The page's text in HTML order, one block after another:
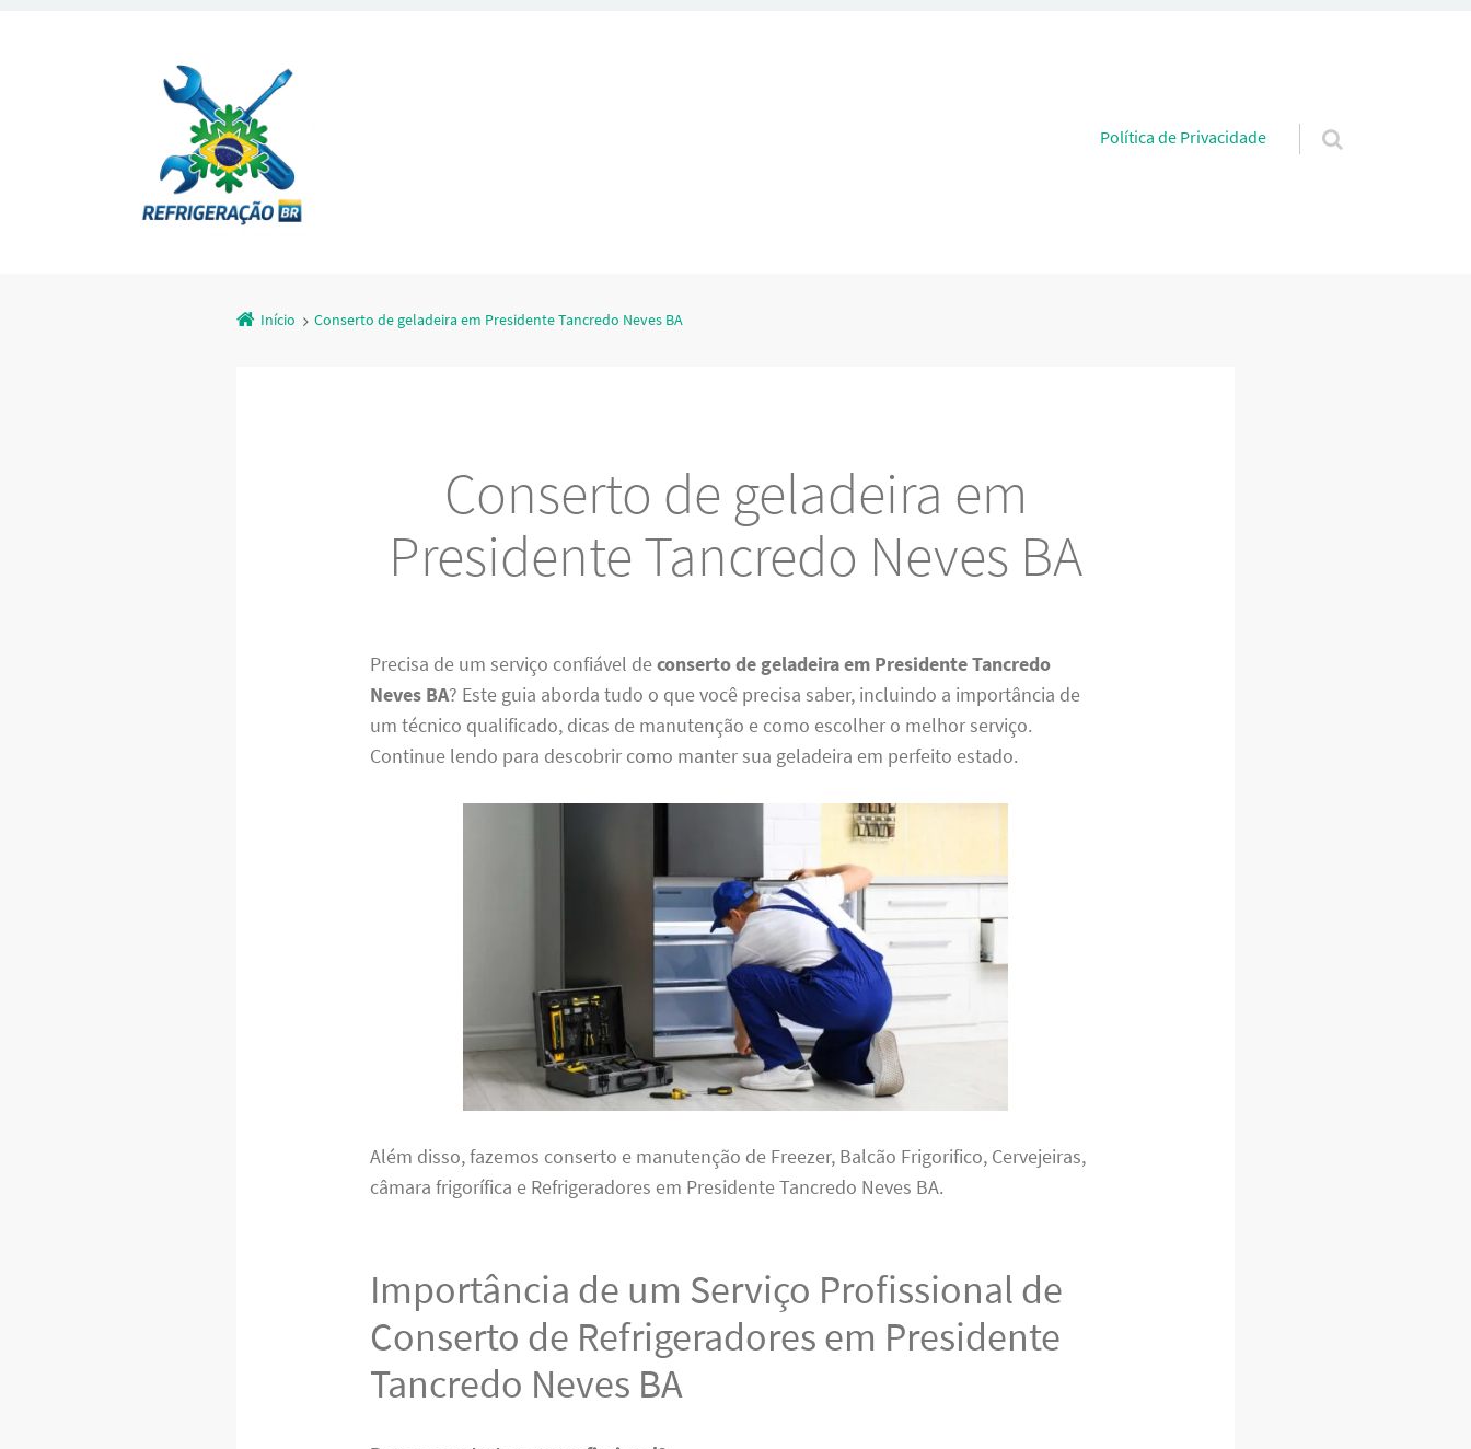
Pular para o conteúdo
Política de Privacidade
Início Conserto de geladeira em Presidente Tancredo Neves BA
Conserto de geladeira em
Presidente Tancredo Neves BA
Precisa de um serviço confiável deconserto de geladeira em Presidente Tancredo
Neves BA? Este guia aborda tudo o que você precisa saber, incluindo a importância de
um técnico qualificado, dicas de manutenção e como escolher o melhor serviço.
Continue lendo para descobrir como manter sua geladeira em perfeito estado.
Além disso, fazemos conserto e manutenção de Freezer, Balcão Frigorifico, Cervejeiras,
câmara frigorífica e Refrigeradores em Presidente Tancredo Neves BA.
Importância de um Serviço Profissional de
Conserto de Refrigeradores em Presidente
Tancredo Neves BA